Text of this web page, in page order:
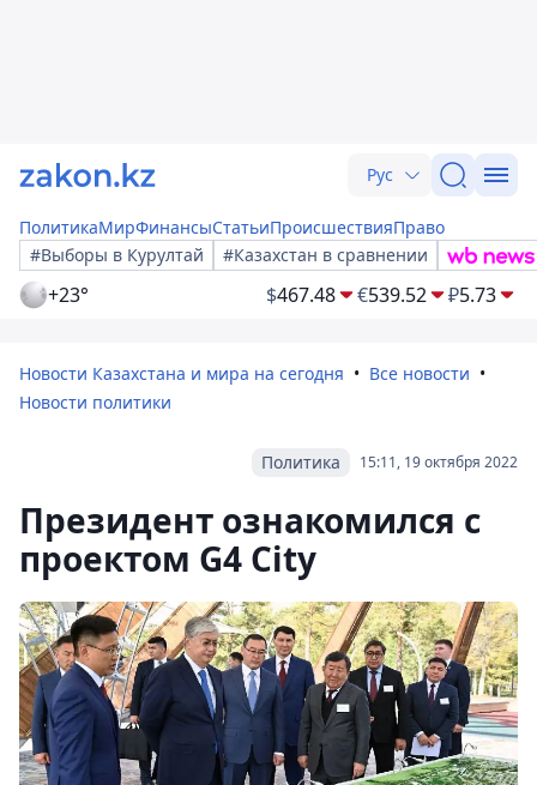
Рус
ПолитикаМирФинансыСтатьиПроисшествияПраво
#Выборы в Курултай
#Казахстан в сравнении
+23° $467.48 €539.52 ₽5.73
Новости Казахстана и мира на сегодня
Все новости
Новости политики
15:11, 19 октября 2022
Политика
Президент ознакомился с
проектом G4 City